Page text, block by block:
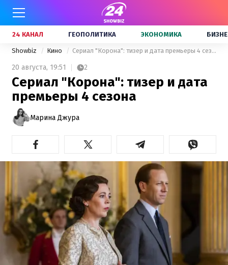
24 КАНАЛ ГЕОПОЛИТИКА ЭКОНОМИКА
Showbiz Кино Сериал "Корона": тизер и дата премьеры 4 сезона
20 августа, 19:51 2
Сериал "Корона": тизер и дата
премьеры 4 сезона
Марина Джура